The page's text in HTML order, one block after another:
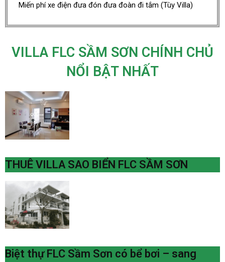
Miến phí xe điện đưa đón đưa đoàn đi tắm (Tùy Villa)
VILLA FLC SẦM SƠN CHÍNH CHỦ
NỔI BẬT NHẤT
THUÊ VILLA SAO BIỂN FLC SẦM SƠN
Biệt thự FLC Sầm Sơn có bể bơi – sang